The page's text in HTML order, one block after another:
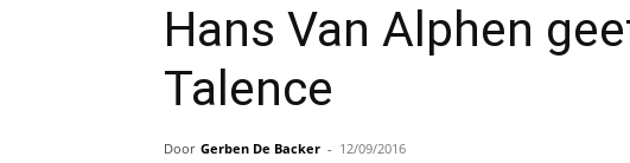
Hans Van Alphen
Talence
Door Gerben De Backer - 12/09/2016